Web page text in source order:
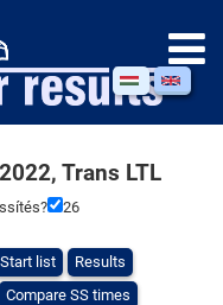
Trans LTL
26
Start list
Results
Compare SS times